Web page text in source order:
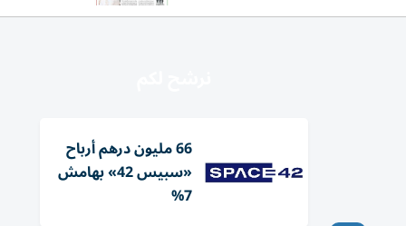
66 مليون درهم أرباح
«سبيس 42» بهامش
7%